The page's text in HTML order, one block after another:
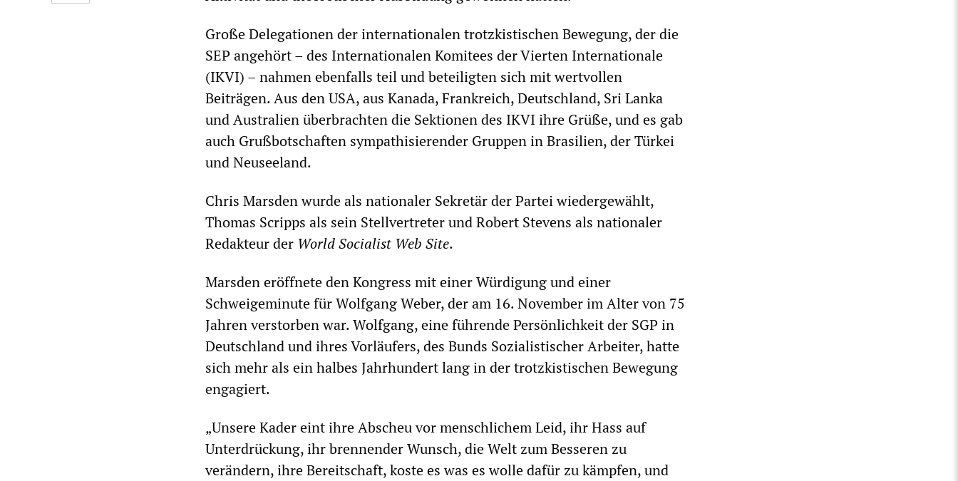
Große Delegationen der internationalen trotzkistischen Bewegung, der die
SEP angehört – des Internationalen Komitees der Vierten Internationale
(IKVI) – nahmen ebenfalls teil und beteiligten sich mit wertvollen
Beiträgen. Aus den USA, aus Kanada, Frankreich, Deutschland, Sri Lanka
und Australien überbrachten die Sektionen des IKVI ihre Grüße, und es gab
auch Grußbotschaften sympathisierender Gruppen in Brasilien, der Türkei
und Neuseeland.
Chris Marsden wurde als nationaler Sekretär der Partei wiedergewählt,
Thomas Scripps als sein Stellvertreter und Robert Stevens als nationaler
Redakteur der World Socialist Web Site.
Marsden eröffnete den Kongress mit einer Würdigung und einer
Schweigeminute für Wolfgang Weber, der am 16. November im Alter von 75
Jahren verstorben war. Wolfgang, eine führende Persönlichkeit der SGP in
Deutschland und ihres Vorläufers, des Bunds Sozialistischer Arbeiter, hatte
sich mehr als ein halbes Jahrhundert lang in der trotzkistischen Bewegung
engagiert.
„Unsere Kader eint ihre Abscheu vor menschlichem Leid, ihr Hass auf
Unterdrückung, ihr brennender Wunsch, die Welt zum Besseren zu
verändern, ihre Bereitschaft, koste es was es wolle dafür zu kämpfen, und